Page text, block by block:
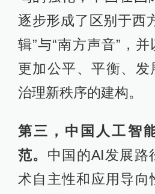
逐步形成了区别于西
辑”与“南方声音”，
更加公平、平衡、发
治理新秩序的建构。
第三，中国人工智
范。 中国的AI发展路
术自主性和应用导向